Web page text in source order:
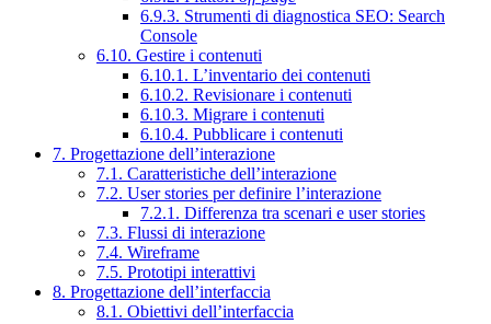
6.9.3. Strumenti di diagnostica SEO: Search
Console
6.10. Gestire i contenuti
6.10.1. L’inventario dei contenuti
6.10.2. Revisionare i contenuti
6.10.3. Migrare i contenuti
6.10.4. Pubblicare i contenuti
7. Progettazione dell’interazione
7.1. Caratteristiche dell’interazione
7.2. User stories per definire l’interazione
7.2.1. Differenza tra scenari e user stories
7.3. Flussi di interazione
7.4. Wireframe
7.5. Prototipi interattivi
8. Progettazione dell’interfaccia
8.1. Obiettivi dell’interfaccia